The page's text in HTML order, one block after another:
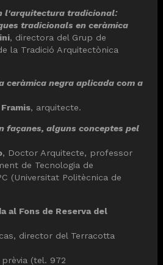
l'arquitectura tradicional:
tradicionals en ceràmica
, directora del Grup de
la Tradició Arquitectònica
ceràmica negra aplicada com a
, arquitecte.
façanes, alguns conceptes pel
, Doctor Arquitecte, professor
de Tecnologia de
(Universitat Politècnica de
al Fons de Reserva del
director del Terracotta
(tel. 972